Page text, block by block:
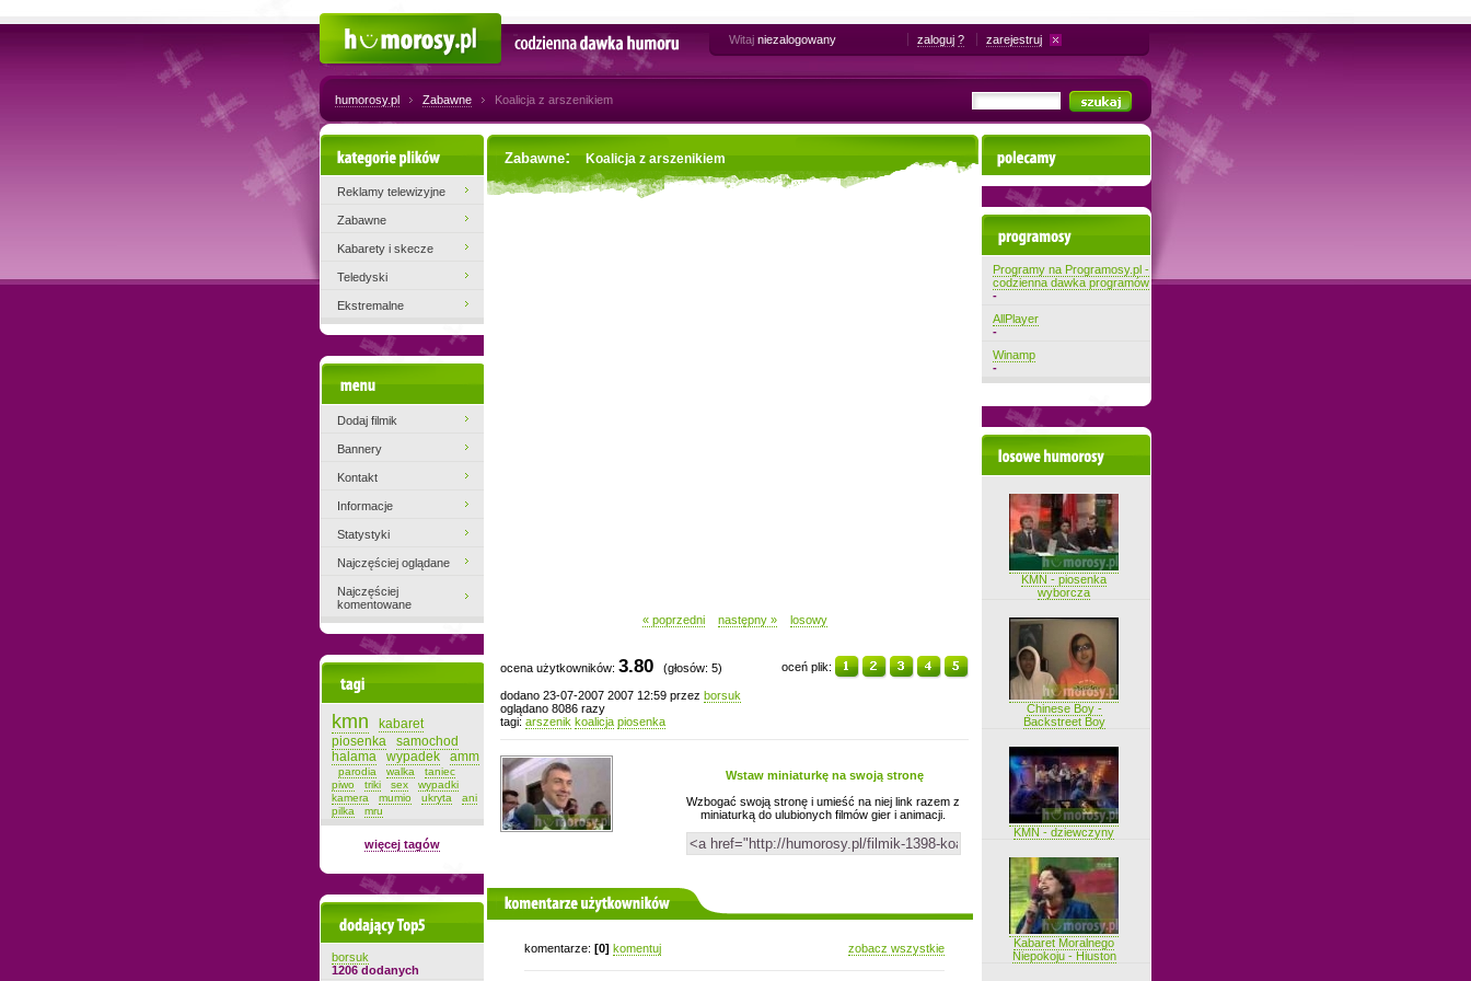
Codzienna dawka humoru
Witaj niezalogowany zaloguj ? zarejestruj
humorosy.pl Zabawne Koalicja z arszenikiem
Zabawne: Koalicja z arszenikiem
« poprzedni następny » losowy
ocena użytkowników: 3.80 (głosów: 5) oceń plik:
dodano 23-07-2007 2007 12:59 przez borsuk
oglądano 8086 razy
tagi: arszenik koalicja piosenka
Wstaw miniaturkę na swoją stronę
Wzbogać swoją stronę i umieść na niej link razem z
miniaturką do ulubionych filmów gier i animacji.
komentarze użytkowników
komentarze: [0] komentuj zobacz wszystkie
Kategorie plików
Reklamy telewizyjne
Zabawne
Kabarety i skecze
Teledyski
Ekstremalne
Dodaj filmik
Bannery
Kontakt
Informacje
Statystyki
Najczęściej oglądane
Najczęściej
komentowane
kmn
kabaret
piosenka
samochod
halama
wypadek amm
parodia walka
taniec
piwo
triki sex
wypadki
kamera
mumio ukryta
ani
pilka
mru
więcej tagów
Dodający top-5
borsuk
1206 dodanych
Polecamy
Najnowsze programy
Programy na Programosy.pl -
codzienna dawka programów
-
AllPlayer
-
Winamp
-
Losowe filmiki
KMN - piosenka
wyborcza
Chinese Boy -
Backstreet Boy
KMN - dziewczyny
Kabaret Moralnego
Niepokoju - Hiuston